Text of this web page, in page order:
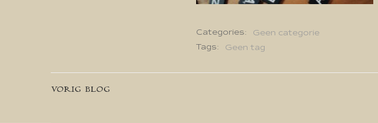
Categories:
Geen categorie
Tags:
Geen tag
Bericht
VORIG BLOG